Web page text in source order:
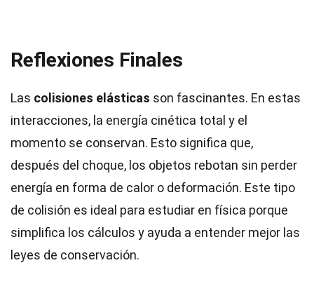
Reflexiones Finales
Las colisiones elásticas son fascinantes. En estas
interacciones, la energía cinética total y el
momento se conservan. Esto significa que,
después del choque, los objetos rebotan sin perder
energía en forma de calor o deformación. Este tipo
de colisión es ideal para estudiar en física porque
simplifica los cálculos y ayuda a entender mejor las
leyes de conservación.